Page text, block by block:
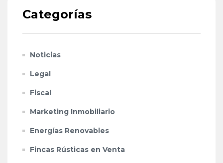
Categorías
Noticias
Legal
Fiscal
Marketing Inmobiliario
Energías Renovables
Fincas Rústicas en Venta